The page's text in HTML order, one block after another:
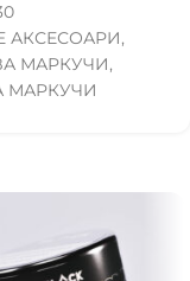
АКСЕСОАРИ,
МАРКУЧИ,
МАРКУЧИ